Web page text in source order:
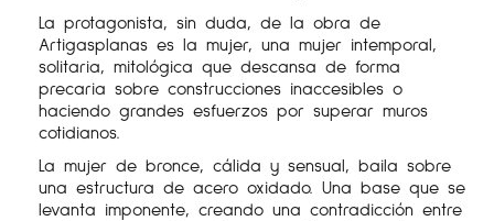
La protagonista, sin duda, de la obra de
Artigasplanas es la mujer, una mujer intemporal,
solitaria, mitológica que descansa de forma
precaria sobre construcciones inaccesibles o
haciendo grandes esfuerzos por superar muros
cotidianos.
La mujer de bronce, cálida y sensual, baila sobre
una estructura de acero oxidado. Una base que se
levanta imponente, creando una contradicción entre